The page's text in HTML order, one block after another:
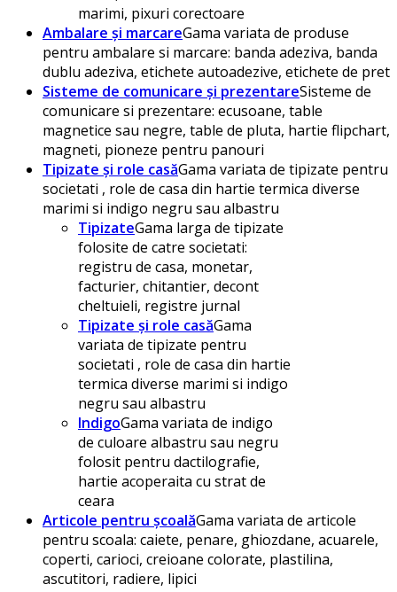
marimi, pixuri corectoare
Ambalare și marcareGama variata de produse
pentru ambalare si marcare: banda adeziva, banda
dublu adeziva, etichete autoadezive, etichete de pret
Sisteme de comunicare și prezentareSisteme de
comunicare si prezentare: ecusoane, table
magnetice sau negre, table de pluta, hartie flipchart,
magneti, pioneze pentru panouri
Tipizate și role casăGama variata de tipizate pentru
societati , role de casa din hartie termica diverse
marimi si indigo negru sau albastru
TipizateGama larga de tipizate
folosite de catre societati:
registru de casa, monetar,
facturier, chitantier, decont
cheltuieli, registre jurnal
Tipizate și role casăGama
variata de tipizate pentru
societati , role de casa din hartie
termica diverse marimi si indigo
negru sau albastru
IndigoGama variata de indigo
de culoare albastru sau negru
folosit pentru dactilografie,
hartie acoperaita cu strat de
ceara
Articole pentru școalăGama variata de articole
pentru scoala: caiete, penare, ghiozdane, acuarele,
coperti, carioci, creioane colorate, plastilina,
ascutitori, radiere, lipici